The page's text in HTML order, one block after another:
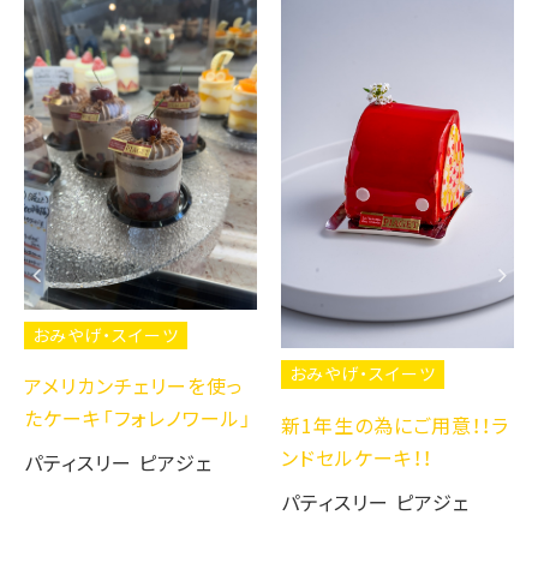
おみやげ・スイーツ
アメリカンチェリーを使っ
たケーキ「フォレノワール」
パティスリー ピアジェ
おみやげ・スイーツ
新1年生の為にご用意！！ラ
ンドセルケーキ！！
パティスリー ピアジェ